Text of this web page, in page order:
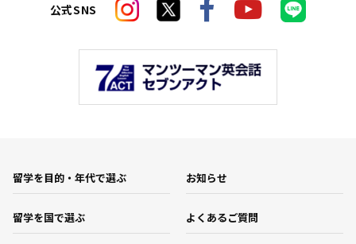
公式SNS
留学を目的・年代で選ぶ
留学を国で選ぶ
お知らせ
よくあるご質問